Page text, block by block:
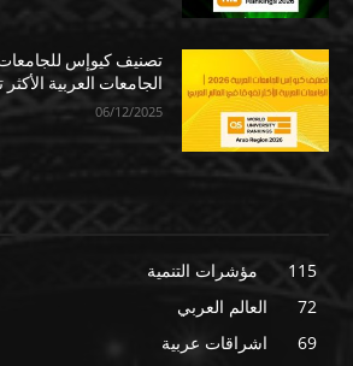
الجامعات العربية
06/12/2025
مؤشرات التنمية
115
العالم العربي
72
اشراقات عربية
69